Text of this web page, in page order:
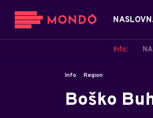
Info:
Info Region
Boško